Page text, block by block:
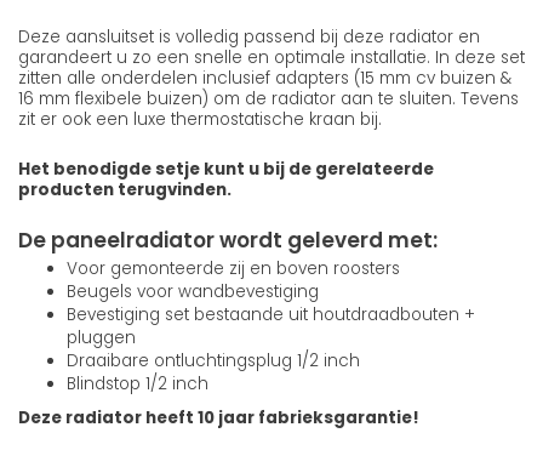
Deze aansluitset is volledig passend bij deze radiator en
garandeert u zo een snelle en optimale installatie. In deze set
zitten alle onderdelen inclusief adapters (15 mm cv buizen &
16 mm flexibele buizen) om de radiator aan te sluiten. Tevens
zit er ook een luxe thermostatische kraan bij.
Het benodigde setje kunt u bij de gerelateerde
producten terugvinden.
De paneelradiator wordt geleverd met:
Voor gemonteerde zij en boven roosters
Beugels voor wandbevestiging
Bevestiging set bestaande uit houtdraadbouten +
pluggen
Draaibare ontluchtingsplug 1/2 inch
Blindstop 1/2 inch
Deze radiator heeft 10 jaar fabrieksgarantie!